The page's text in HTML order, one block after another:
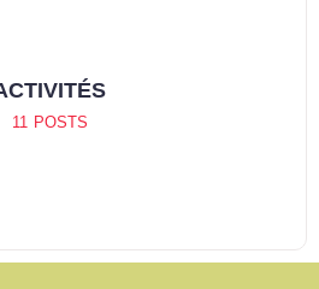
ACTU
15 POSTS